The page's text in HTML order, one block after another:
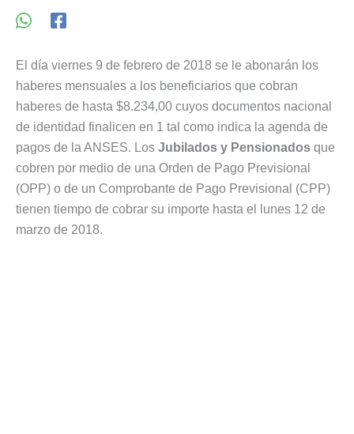
El día viernes 9 de febrero de 2018 se le abonarán los
haberes mensuales a los beneficiarios que cobran
haberes de hasta $8.234,00 cuyos documentos nacional
de identidad finalicen en 1 tal como indica la agenda de
pagos de la ANSES. Los Jubilados y Pensionados que
cobren por medio de una Orden de Pago Previsional
(OPP) o de un Comprobante de Pago Previsional (CPP)
tienen tiempo de cobrar su importe hasta el lunes 12 de
marzo de 2018.